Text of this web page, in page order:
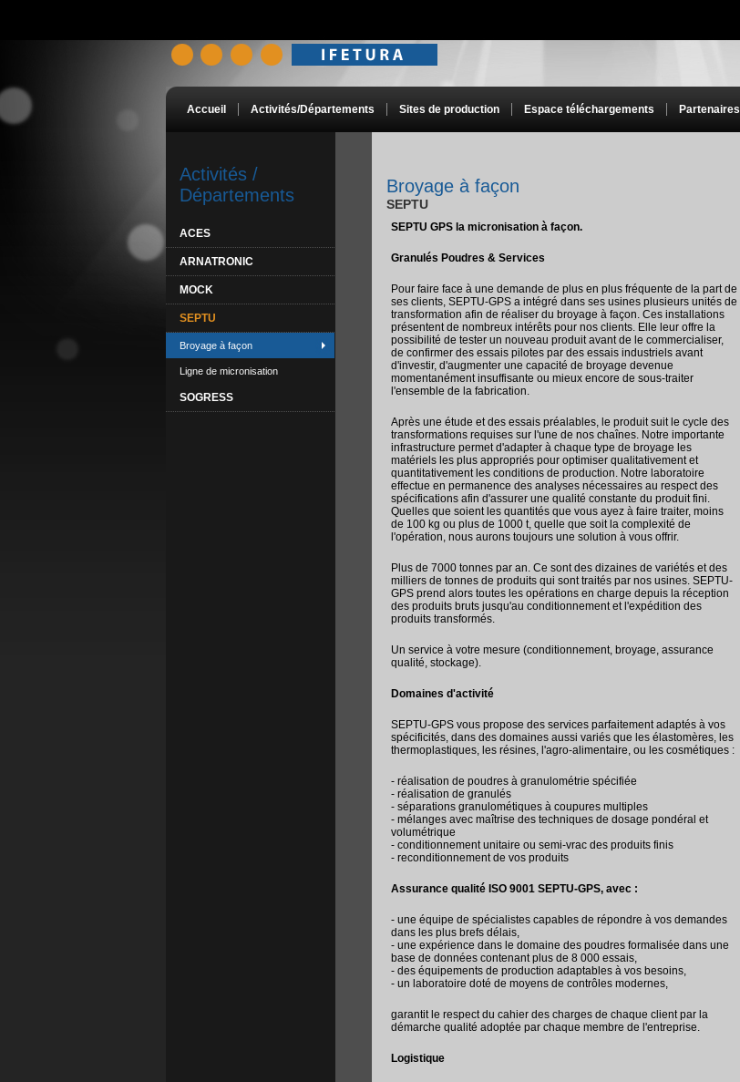
Accueil Activités/Départements Sites de production Espace téléchargements Partenaires
Activités /
Départements
ACES
ARNATRONIC
MOCK
SEPTU
Broyage à façon
Ligne de micronisation
SOGRESS
Broyage à façon
SEPTU
SEPTU GPS la micronisation à façon.
Granulés Poudres & Services
Pour faire face à une demande de plus en plus fréquente de la part de
ses clients, SEPTU-GPS a intégré dans ses usines plusieurs unités de
transformation afin de réaliser du broyage à façon. Ces installations
présentent de nombreux intérêts pour nos clients. Elle leur offre la
possibilité de tester un nouveau produit avant de le commercialiser,
de confirmer des essais pilotes par des essais industriels avant
d'investir, d'augmenter une capacité de broyage devenue
momentanément insuffisante ou mieux encore de sous-traiter
l'ensemble de la fabrication.
Après une étude et des essais préalables, le produit suit le cycle des
transformations requises sur l'une de nos chaînes. Notre importante
infrastructure permet d'adapter à chaque type de broyage les
matériels les plus appropriés pour optimiser qualitativement et
quantitativement les conditions de production. Notre laboratoire
effectue en permanence des analyses nécessaires au respect des
spécifications afin d'assurer une qualité constante du produit fini.
Quelles que soient les quantités que vous ayez à faire traiter, moins
de 100 kg ou plus de 1000 t, quelle que soit la complexité de
l'opération, nous aurons toujours une solution à vous offrir.
Plus de 7000 tonnes par an. Ce sont des dizaines de variétés et des
milliers de tonnes de produits qui sont traités par nos usines. SEPTU-
GPS prend alors toutes les opérations en charge depuis la réception
des produits bruts jusqu'au conditionnement et l'expédition des
produits transformés.
Un service à votre mesure (conditionnement, broyage, assurance
qualité, stockage).
Domaines d'activité
SEPTU-GPS vous propose des services parfaitement adaptés à vos
spécificités, dans des domaines aussi variés que les élastomères, les
thermoplastiques, les résines, l'agro-alimentaire, ou les cosmétiques :
- réalisation de poudres à granulométrie spécifiée
- réalisation de granulés
- séparations granulométiques à coupures multiples
- mélanges avec maîtrise des techniques de dosage pondéral et
volumétrique
- conditionnement unitaire ou semi-vrac des produits finis
- reconditionnement de vos produits
Assurance qualité ISO 9001 SEPTU-GPS, avec :
- une équipe de spécialistes capables de répondre à vos demandes
dans les plus brefs délais,
- une expérience dans le domaine des poudres formalisée dans une
base de données contenant plus de 8 000 essais,
- des équipements de production adaptables à vos besoins,
- un laboratoire doté de moyens de contrôles modernes,
garantit le respect du cahier des charges de chaque client par la
démarche qualité adoptée par chaque membre de l'entreprise.
Logistique